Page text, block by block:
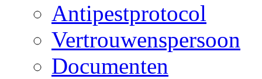
Antipestprotocol
Vertrouwenspersoon
Documenten